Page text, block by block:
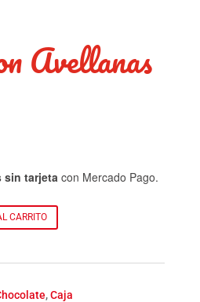
Avellanas
sin tarjeta con Mercado Pago.
CARRITO
,Caja